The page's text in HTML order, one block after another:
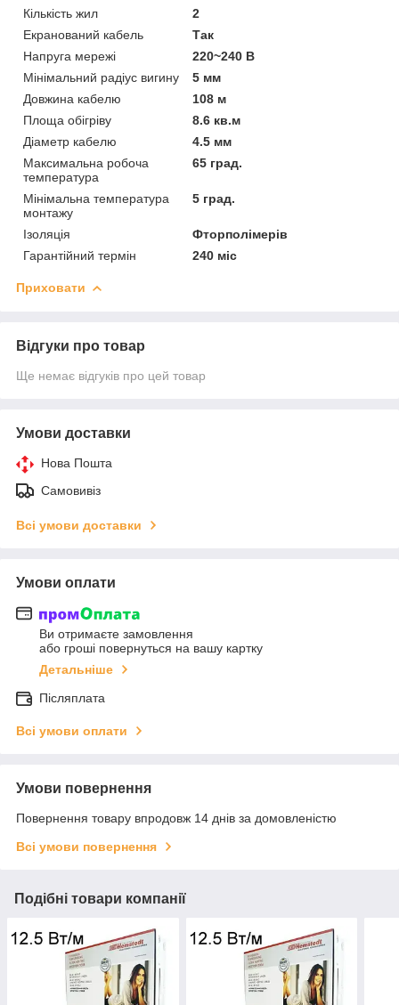
Кількість жил
2
Екранований кабель
Так
Напруга мережі
220~240 В
Мінімальний радіус вигину
5 мм
Довжина кабелю
108 м
Площа обігріву
8.6 кв.м
Діаметр кабелю
4.5 мм
Максимальна робоча
температура
65 град.
Мінімальна температура
монтажу
5 град.
Ізоляція
Фторполімерів
Гарантійний термін
240 міс
Приховати
Відгуки про товар
Ще немає відгуків про цей товар
Умови доставки
Нова Пошта
Самовивіз
Всі умови доставки
Умови оплати
Ви отримаєте замовлення
або гроші повернуться на вашу картку
Детальніше
Післяплата
Всі умови оплати
Умови повернення
Повернення товару впродовж 14 днів за домовленістю
Всі умови повернення
Подібні товари компанії